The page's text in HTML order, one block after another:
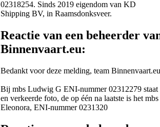
02318254. Sinds 2019 eigendom van KD
Shipping BV, in Raamsdonksveer.
Reactie van een beheerder
Binnenvaart.eu:
Bedankt voor deze melding, team Binnenvaart.eu
Bij mbs Ludwig G ENI-nummer 02312279 staat
en verkeerde foto, de op één na laatste is het mbs
Eleonora, ENI-nummer 0231320